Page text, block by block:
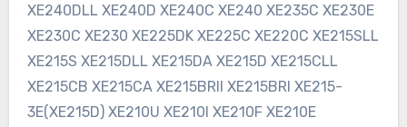
XE240DLL XE240D XE240C XE240 XE235C XE230E
XE230C XE230 XE225DK XE225C XE220C XE215SLL
XE215S XE215DLL XE215DA XE215D XE215CLL
XE215CB XE215CA XE215BRII XE215BRI XE215-
3E(XE215D) XE210U XE210I XE210F XE210E